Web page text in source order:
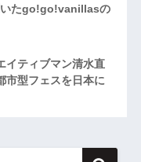
たgo!go!vanillasの
イティブマン清水直
市型フェスを日本に